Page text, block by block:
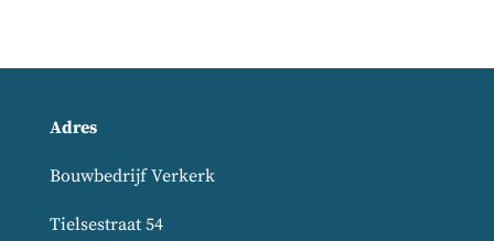
Adres
Bouwbedrijf Verkerk
Tielsestraat 54